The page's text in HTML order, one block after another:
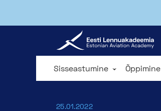
Sisseastumine Õppimine
25.01.2022